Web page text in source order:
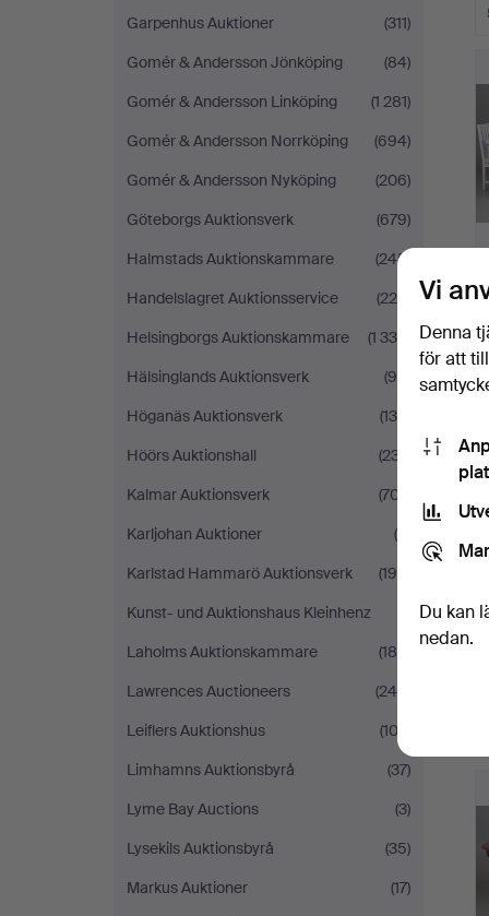
Garpenhus Auktioner
(311)
Gomér & Andersson Jönköping
(84)
Gomér & Andersson Linköping
(1 281)
Gomér & Andersson Norrköping
(694)
Gomér & Andersson Nyköping
(206)
Göteborgs Auktionsverk
(679)
Halmstads Auktionskammare
(245)
Handelslagret Auktionsservice
(220)
Helsingborgs Auktionskammare
(1 330)
Hälsinglands Auktionsverk
(99)
Höganäs Auktionsverk
(134)
Höörs Auktionshall
(237)
Kalmar Auktionsverk
(707)
Karljohan Auktioner
(8)
Karlstad Hammarö Auktionsverk
(195)
Kunst- und Auktionshaus Kleinhenz
Laholms Auktionskammare
(180)
Lawrences Auctioneers
(245)
Leiflers Auktionshus
(102)
Limhamns Auktionsbyrå
(37)
Lyme Bay Auctions
(3)
Lysekils Auktionsbyrå
(35)
Markus Auktioner
(17)
Vi
Denna
för att
Du kan
nedan.